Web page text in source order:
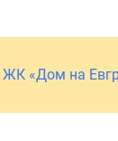
ЖК «Дом на